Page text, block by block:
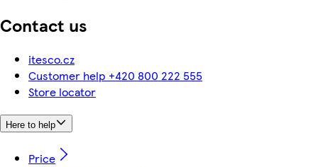
Contact us
itesco.cz
Customer help +420 800 222 555
Store locator
Here to help
Price